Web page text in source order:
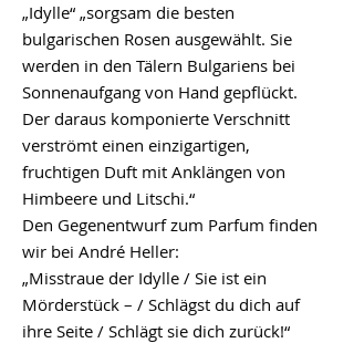
„Idylle“ „sorgsam die besten
bulgarischen Rosen ausgewählt. Sie
werden in den Tälern Bulgariens bei
Sonnenaufgang von Hand gepflückt.
Der daraus komponierte Verschnitt
verströmt einen einzigartigen,
fruchtigen Duft mit Anklängen von
Himbeere und Litschi.“
Den Gegenentwurf zum Parfum finden
wir bei André Heller:
„Misstraue der Idylle / Sie ist ein
Mörderstück – / Schlägst du dich auf
ihre Seite / Schlägt sie dich zurück!“